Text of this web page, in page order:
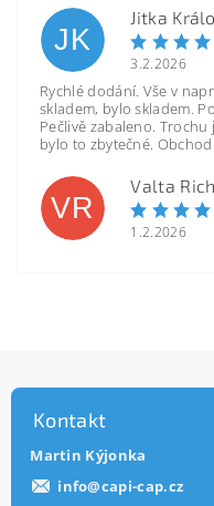
JK
Jitka
3.2.2026
Rychlé dodání. Vše v
skladem, bylo skladem.
Pečlivě zabaleno.
bylo to zbytečné.
VR
Valta
1.2.2026
Kontakt
Martin Kýjonka
info@capi-cap.cz